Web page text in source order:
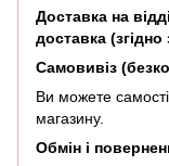
Доставка на
доставка
Самовивіз
Ви можете
магазину.
Обмін і